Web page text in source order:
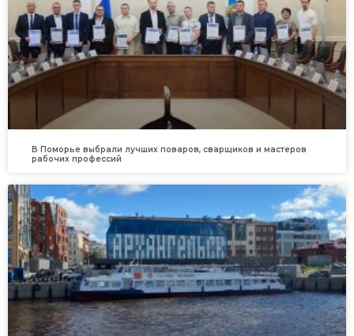
В Поморье выбрали лучших поваров, сварщиков и мастеров
рабочих профессий